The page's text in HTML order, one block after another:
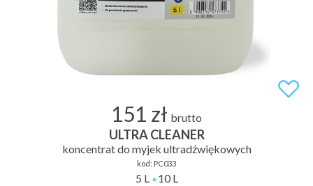
151 zł brutto
ULTRA CLEANER
koncentrat do myjek ultradźwiękowych
kod: PC033
5 L 10 L